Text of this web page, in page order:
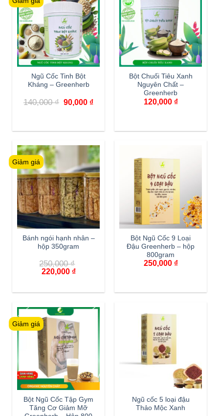
Ngũ Cốc Tinh Bột
Kháng – Greenherb
140,000₫ 90,000 ₫
Bột Chuối Tiêu Xanh
Nguyên Chất –
Greenherb
120,000 ₫
Giảm giá
Bánh ngói hạnh nhân –
hộp 350gram
250,000₫
220,000 ₫
Bột Ngũ Cốc 9 Loại
Đậu Greenherb – hộp
800gram
250,000 ₫
Giảm giá
Bột Ngũ Cốc Tập Gym
Tăng Cơ Giảm Mỡ
Ngũ cốc 5 loại đậu
Thảo Mộc Xanh